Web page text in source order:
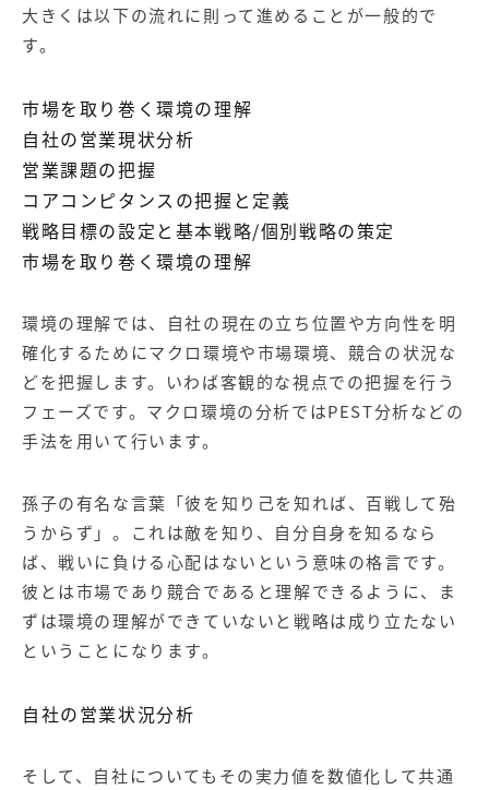
大きくは以下の流れに則って進めることが一般的で
す。
市場を取り巻く環境の理解
自社の営業現状分析
営業課題の把握
コアコンピタンスの把握と定義
戦略目標の設定と基本戦略/個別戦略の策定
市場を取り巻く環境の理解
環境の理解では、自社の現在の立ち位置や方向性を明
確化するためにマクロ環境や市場環境、競合の状況な
どを把握します。いわば客観的な視点での把握を行う
フェーズです。マクロ環境の分析ではPEST分析などの
手法を用いて行います。
孫子の有名な言葉「彼を知り己を知れば、百戦して殆
うからず」。これは敵を知り、自分自身を知るなら
ば、戦いに負ける心配はないという意味の格言です。
彼とは市場であり競合であると理解できるように、ま
ずは環境の理解ができていないと戦略は成り立たない
ということになります。
自社の営業状況分析
そして、自社についてもその実力値を数値化して共通